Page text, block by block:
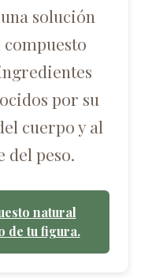
solución
por su
cuerpo y al
del peso.
natural
de tu figura.